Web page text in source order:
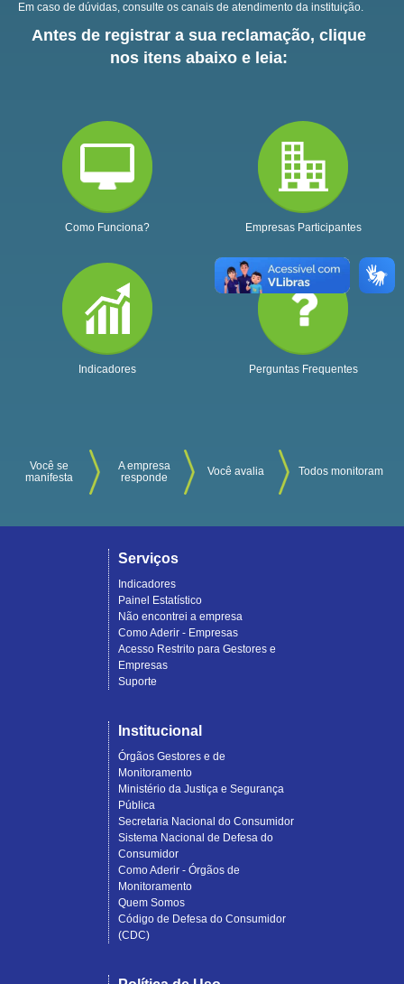
Em caso de dúvidas, consulte os canais de atendimento da instituição.
Antes de registrar a sua reclamação, clique
nos itens abaixo e leia:
Como Funciona? Empresas Participantes
Indicadores Perguntas Frequentes
Você se
manifesta
A empresa
responde
Você avalia Todos monitoram
Serviços
Indicadores
Painel Estatístico
Não encontrei a empresa
Como Aderir - Empresas
Acesso Restrito para Gestores e
Empresas
Suporte
Institucional
Órgãos Gestores e de
Monitoramento
Ministério da Justiça e Segurança
Pública
Secretaria Nacional do Consumidor
Sistema Nacional de Defesa do
Consumidor
Como Aderir - Órgãos de
Monitoramento
Quem Somos
Código de Defesa do Consumidor
(CDC)